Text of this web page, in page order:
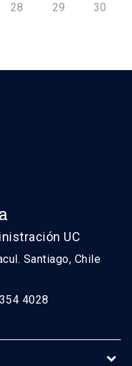
28 29 30
UC
Santiago, Chile
4028